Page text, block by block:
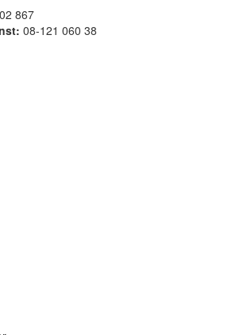
867
08-121 060 38